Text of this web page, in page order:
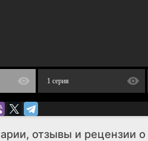
1 серия
отзывы и рецензии